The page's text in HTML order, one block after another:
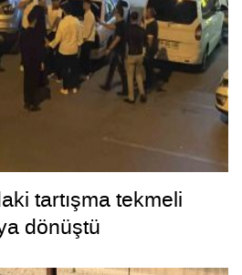
tartışma tekmeli
dönüştü